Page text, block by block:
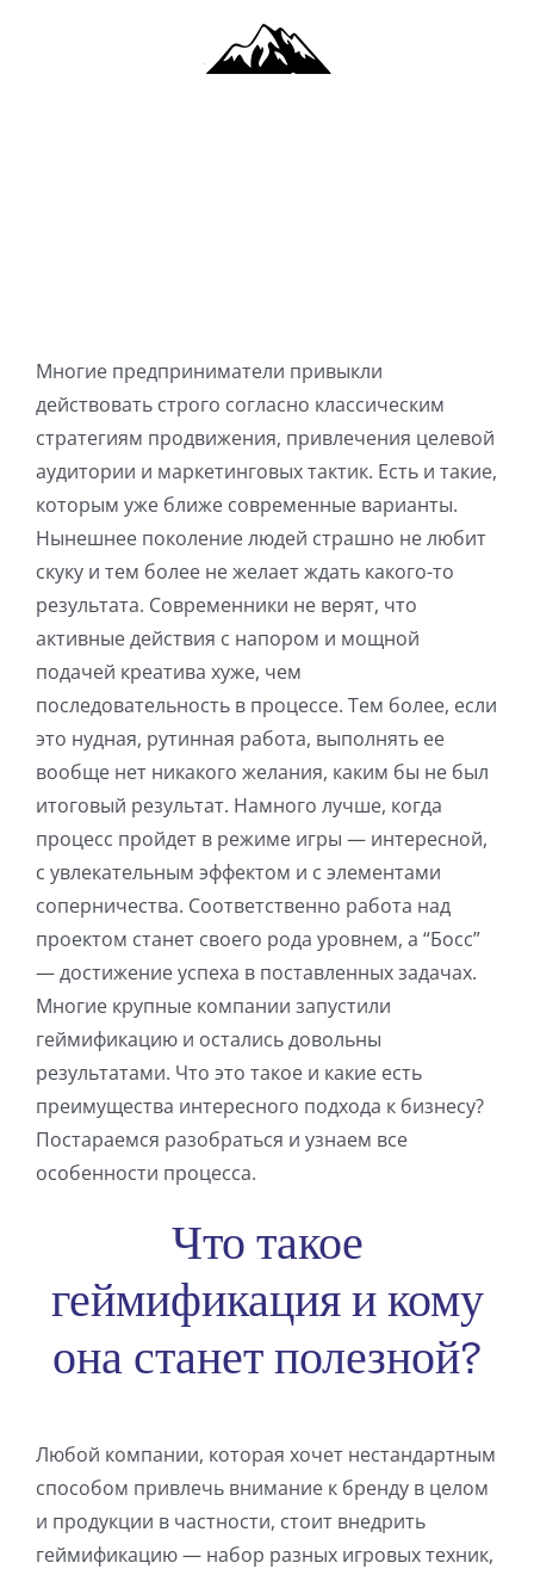
Многие предприниматели привыкли
действовать строго согласно классическим
стратегиям продвижения, привлечения целевой
аудитории и маркетинговых тактик. Есть и такие,
которым уже ближе современные варианты.
Нынешнее поколение людей страшно не любит
скуку и тем более не желает ждать какого-то
результата. Современники не верят, что
активные действия с напором и мощной
подачей креатива хуже, чем
последовательность в процессе. Тем более, если
это нудная, рутинная работа, выполнять ее
вообще нет никакого желания, каким бы не был
итоговый результат. Намного лучше, когда
процесс пройдет в режиме игры — интересной,
с увлекательным эффектом и с элементами
соперничества. Соответственно работа над
проектом станет своего рода уровнем, а “Босс”
— достижение успеха в поставленных задачах.
Многие крупные компании запустили
геймификацию и остались довольны
результатами. Что это такое и какие есть
преимущества интересного подхода к бизнесу?
Постараемся разобраться и узнаем все
особенности процесса.
Что такое
геймификация и кому
она станет полезной?
Любой компании, которая хочет нестандартным
способом привлечь внимание к бренду в целом
и продукции в частности, стоит внедрить
геймификацию — набор разных игровых техник,